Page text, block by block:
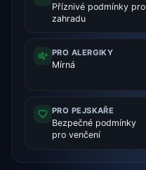
Příznivé podmínky pro
zahradu
PRO ALERGIKY
Mírná
PRO PEJSKAŘE
Bezpečné podmínky
pro venčení